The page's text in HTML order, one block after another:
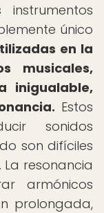
único
en la
musicales,
inigualable,
Estos
sonidos
son difíciles
resonancia
armónicos
prolongada,